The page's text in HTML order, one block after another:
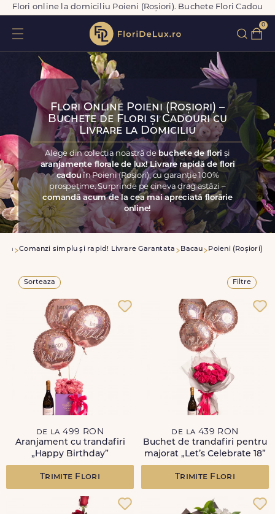
Flori online la domiciliu Poieni (Roșiori). Buchete Flori Cadou
0
Flori Online Poieni (Roșiori) –
Buchete de Flori și Cadouri cu
Livrare la Domiciliu
Alege din colecția noastră de buchete de floriși
aranjamente florale de lux! Livrare rapidă de flori
cadou în Poieni (Roșiori), cu garanție 100%
prospețime. Surprinde pe cineva drag astăzi –
comandă acum de la cea mai apreciată florărie
online!
Comanzi simplu și rapid! Livrare Garantata Bacau Poieni (Roșiori)
Sorteaza Filtre
de la 499 RON
Aranjament cu trandafiri
„Happy Birthday”
Trimite Flori
de la 439 RON
Buchet de trandafiri pentru
majorat „Let’s Celebrate 18”
Trimite Flori